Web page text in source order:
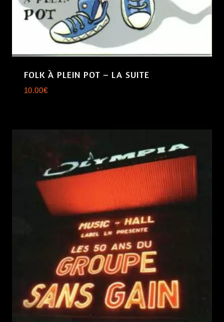
FOLK À PLEIN POT – LA SUITE
10.00€